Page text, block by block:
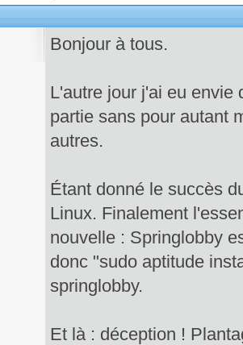
Bonjour à tous.
L'autre jour j'ai eu envie
partie sans pour autant
autres.
Étant donné le succès
Linux. Finalement
nouvelle : Springlobby
donc "sudo aptitude
springlobby.
Et là : déception !